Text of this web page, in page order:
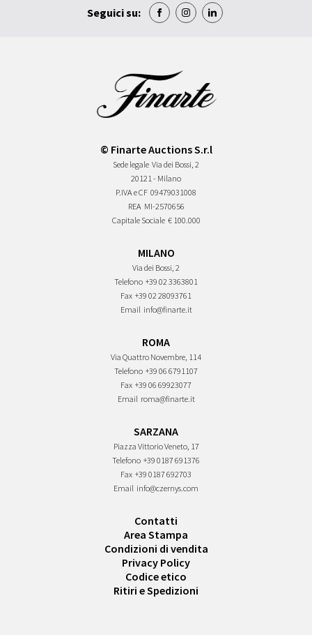
Seguici su:
© Finarte Auctions S.r.l
Sede legale Via dei Bossi, 2
20121 - Milano
P.IVA e CF 09479031008
REA MI-2570656
Capitale Sociale € 100.000
MILANO
Via dei Bossi, 2
Telefono +39 02 3363801
Fax +39 02 28093761
Email info@finarte.it
ROMA
Via Quattro Novembre, 114
Telefono +39 06 6791107
Fax +39 06 69923077
Email roma@finarte.it
SARZANA
Piazza Vittorio Veneto, 17
Telefono +39 0187 691376
Fax +39 0187 692703
Email info@czernys.com
Contatti
Area Stampa
Condizioni di vendita
Privacy Policy
Codice etico
Ritiri e Spedizioni